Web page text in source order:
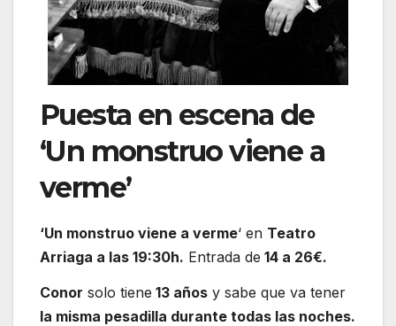
Puesta en escena de
‘Un monstruo viene a
verme’
‘Un monstruo viene a verme‘ en Teatro
Arriaga a las 19:30h. Entrada de 14 a 26€.
Conor solo tiene 13 años y sabe que va tener
la misma pesadilla durante todas las noches.